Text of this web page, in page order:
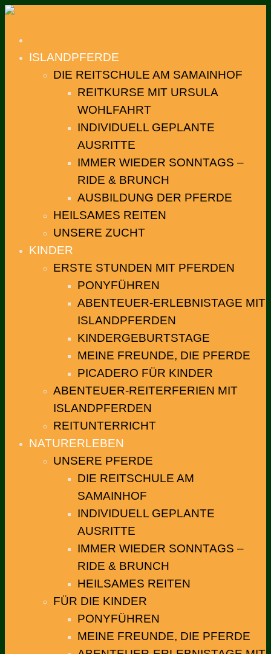
ISLANDPFERDE
DIE REITSCHULE AM SAMAINHOF
REITKURSE MIT URSULA
WOHLFAHRT
INDIVIDUELL GEPLANTE
AUSRITTE
IMMER WIEDER SONNTAGS –
RIDE & BRUNCH
AUSBILDUNG DER PFERDE
HEILSAMES REITEN
UNSERE ZUCHT
KINDER
ERSTE STUNDEN MIT PFERDEN
PONYFÜHREN
ABENTEUER-ERLEBNISTAGE MIT
ISLANDPFERDEN
KINDERGEBURTSTAGE
MEINE FREUNDE, DIE PFERDE
PICADERO FÜR KINDER
ABENTEUER-REITERFERIEN MIT
ISLANDPFERDEN
REITUNTERRICHT
NATURERLEBEN
UNSERE PFERDE
DIE REITSCHULE AM
SAMAINHOF
INDIVIDUELL GEPLANTE
AUSRITTE
IMMER WIEDER SONNTAGS –
RIDE & BRUNCH
HEILSAMES REITEN
FÜR DIE KINDER
PONYFÜHREN
MEINE FREUNDE, DIE PFERDE